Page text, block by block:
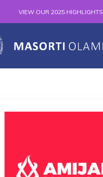
VIEW OUR 2025 HIGHLIGHTS